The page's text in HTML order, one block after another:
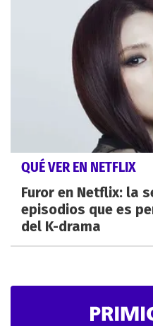
QUÉ VER EN NETFLIX
Furor en Netflix: la
episodios que es
del K-drama